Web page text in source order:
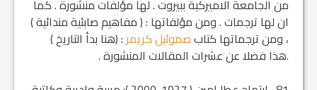
من الجامعة الاميركية ببيروت . لها مؤلفات منشورة . كما
ان لها ترجمات . ومن مؤلفاتها : ( مفاهيم صابئية مندائية )
، ومن ترجماتها كتابصموئيل كريمر: (هنا بدأ التاريخ )
.هذا فضلا عن عشرات المقالات المنشورة .